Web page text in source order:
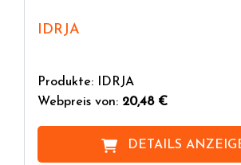
IDRJA
Produkte: IDRJA
Webpreis von: 20,48 €
DETAILS